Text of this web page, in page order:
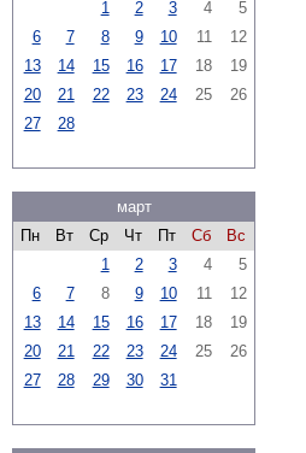
1 2 3 4
5
6
7 8 9 10 11
12
13
14 15 16 17 18
19
20
21 22 23 24 25
26
27
28
март
Пн
Вт Ср Чт Пт Сб
Вс
1
2 3 4
5
6
7 8 9 10 11
12
13
14 15 16 17 18
19
20
21 22 23 24 25
26
27
28 29 30 31